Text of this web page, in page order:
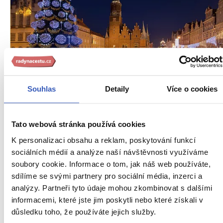
Souhlas Detaily Více o cookies
Tato webová stránka používá cookies
K personalizaci obsahu a reklam, poskytování funkcí
sociálních médií a analýze naší návštěvnosti využíváme
soubory cookie. Informace o tom, jak náš web používáte,
sdílíme se svými partnery pro sociální média, inzerci a
analýzy. Partneři tyto údaje mohou zkombinovat s dalšími
informacemi, které jste jim poskytli nebo které získali v
důsledku toho, že používáte jejich služby.
Nepropásněte
Adventní Wroclaw: ochutnejte sýr
připravený na všechny způsoby,
zapiekanki či svařené víno
53057 přečtení